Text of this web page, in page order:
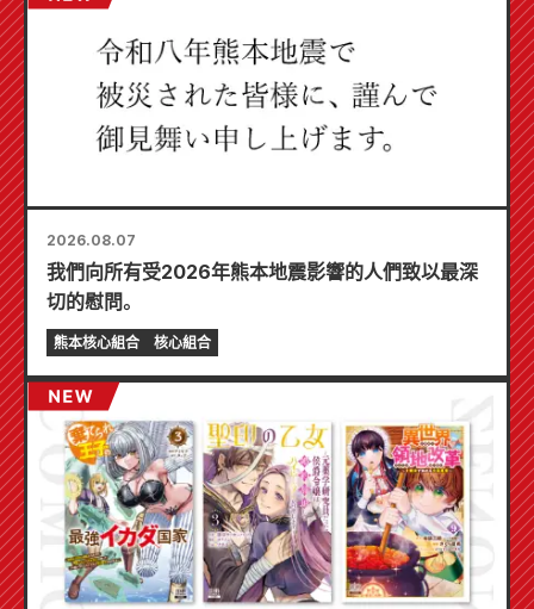
2026.08.07
我們向所有受2026年熊本地震影響的人們致以最深
切的慰問。
熊本核心組合 核心組合